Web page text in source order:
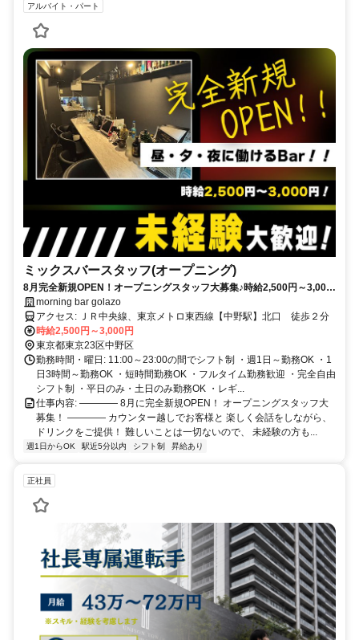
アルバイト・パート
ミックスバースタッフ(オープニング)
8月完全新規OPEN！オープニングスタッフ大募集♪時給2,500円～3,000
円＆全額日払いOK！週1日・1日3時間～勤務OK◎
morning bar golazo
アクセス: ＪＲ中央線、東京メトロ東西線【中野駅】北口 徒歩２分
時給2,500円～3,000円
東京都東京23区中野区
勤務時間・曜日: 11:00～23:00の間でシフト制 ・週1日～勤務OK ・1
日3時間～勤務OK ・短時間勤務OK ・フルタイム勤務歓迎 ・完全自由
シフト制 ・平日のみ・土日のみ勤務OK ・レギ...
仕事内容: ―――― 8月に完全新規OPEN！ オープニングスタッフ大
募集！ ―――― カウンター越しでお客様と 楽しく会話をしながら、
ドリンクをご提供！ 難しいことは一切ないので、 未経験の方も...
週1日からOK 駅近5分以内 シフト制 昇給あり
正社員